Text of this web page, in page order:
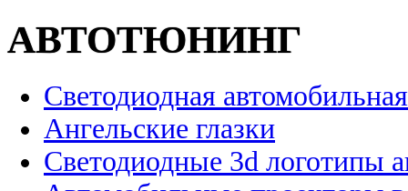
АВТОТЮНИНГ
Светодиодная
Ангельские глазки
Светодиодные 3d логотипы